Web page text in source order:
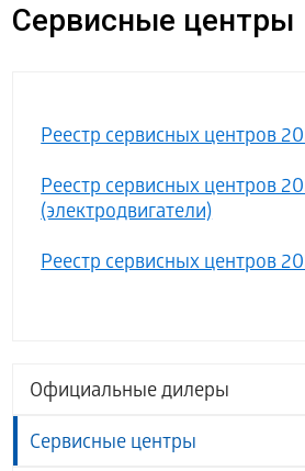
Сервисные центры
Официальные дилеры
Сервисные центры
Реестр сервисных центров
Реестр сервисных центров
(электродвигатели)
Реестр сервисных центров